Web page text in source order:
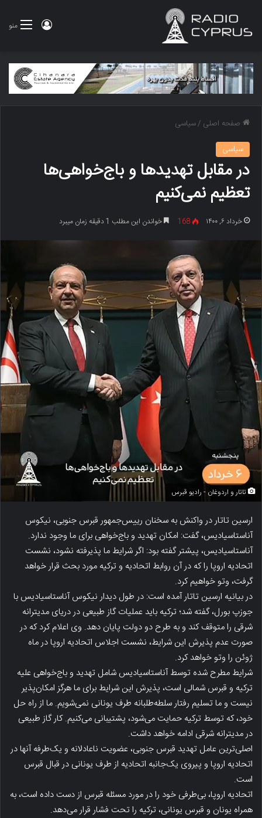
منو ورود
صفحه اصلی /سیاسی
سیاسی
در مقابل تهدیدها و باج‌خواهی‌ها
تعظیم نمی‌کنیم
خرداد ۶, ۱۴۰۰ 168 خواندن این مطلب 1 دقیقه زمان میبرد
تاتار و اردوغان - رادیو قبرس
ارسین تاتار در واکنش به سخنان رییس‌جمهور قبرس جنوبی، نیکوس
آناستاسیادیس، گفت: امکان تهدید و باج‌خواهی برای ما وجود ندارد.
آناستاسیادیس، پیشتر گفته بود: اگر شرایط ما پذیرفته نشود، نشست
اتحادیه اروپا را که در آن روابط اتحادیه و ترکیه مورد بحث قرار خواهد
گرفت، وتو خواهیم کرد.
در بیانیه ارسین تاتار آمده است: در طول دیدار نیکوس آناستاسیادیس با
جوزپ بورل، گفته شد؛ ترکیه باید عملیات گاز طبیعی در دریای مدیترانه
شرقی را متوقف کند و به طرح دو دولت پایان دهد. وی اعلام کرد که در
صورت عدم پذیرش این شرایط، نشست اجلاس اتحادیه اروپا در ماه
ژوئن را وتو خواهد کرد.
شرایط مطرح شده توسط آناستاسیادیس شامل تهدید و باج‌خواهی علیه
ترکیه و قبرس شمالی است، پذیرش این شرایط برای ما هرگز امکان‌پذیر
نیست و ما تسلیم رفتار سلطه‌طلبانه طرف یونانی نمی‌شویم. ما از راه حل
خود، که توسط ترکیه حمایت می‌شود، پشتیبانی می‌کنیم. کار گاز طبیعی
در مدیترانه شرقی ادامه خواهد داشت.
اصلی‌ترین عامل تهدید قبرس جنوبی، عضویت ناعادلانه و یک‌طرفه آنها در
اتحادیه اروپا و پیروی یک‌جانبه اتحادیه از طرف یونانی در قبال قبرس
است.
اتحادیه اروپا، بی‌طرفی خود را در مورد مسئله قبرس از دست داده است، به
همراه یونان و قبرس یونانی، ترکیه را تحت فشار قرار می‌دهد.